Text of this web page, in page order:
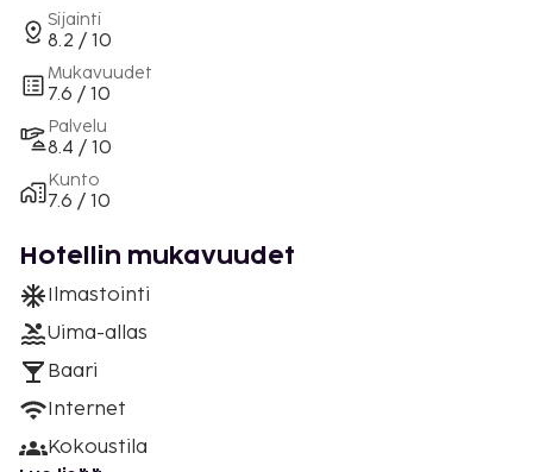
Sijainti
8.2 / 10
Mukavuudet
7.6 / 10
Palvelu
8.4 / 10
Kunto
7.6 / 10
Hotellin mukavuudet
Ilmastointi
Uima-allas
Baari
Internet
Kokoustila